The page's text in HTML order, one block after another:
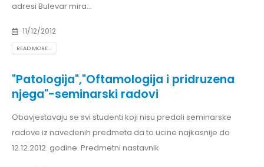
adresi Bulevar mira...
11/12/2012
READ MORE...
"Patologija","Oftamologija i pridruzena
njega"-seminarski radovi
Obavjestavaju se svi studenti koji nisu predali seminarske
radove iz navedenih predmeta da to ucine najkasnije do
12.12.2012. godine. Predmetni nastavnik